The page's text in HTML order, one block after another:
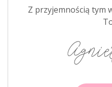
Z przyjemnością tym